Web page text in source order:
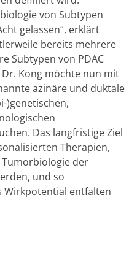
von Subtypen
gelassen“, erklärt
bereits mehrere
Subtypen von PDAC
Kong möchte nun mit
azinäre und duktale
)genetischen,
Das langfristige Ziel
Therapien,
Tumorbiologie der
und so
Wirkpotential entfalten